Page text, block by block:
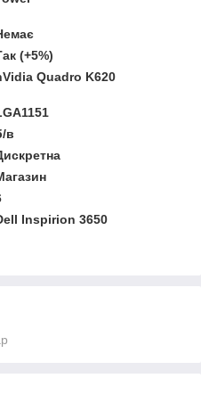
(+5%)
Quadro K620
в
Inspirion 3650